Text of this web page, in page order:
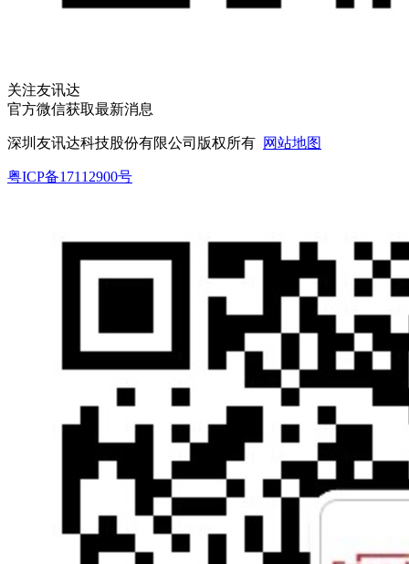
关注友讯达
官方微信获取最新消息
深圳友讯达科技股份有限公司版权所有 网站地图
粤ICP备17112900号